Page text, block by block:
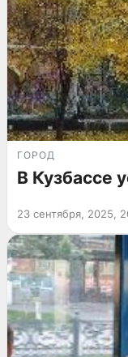
ГОРОД
В Кузбассе
23 сентября, 2025,